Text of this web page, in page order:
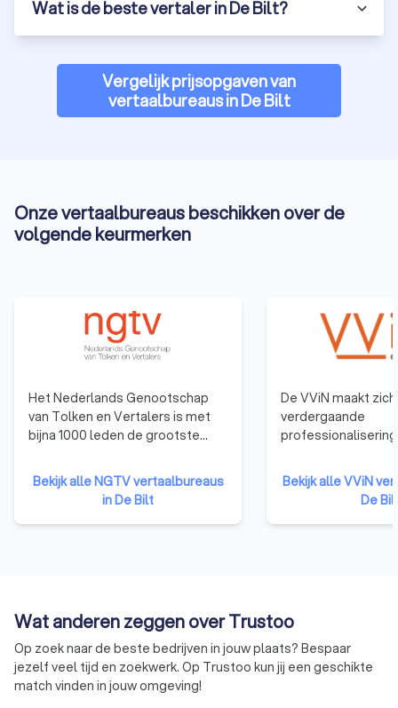
beste opties. Een professioneel vertaalbureau in De Bilt is de
sleutel tot hoogwaardige en nauwkeurige vertalingen. Door
vertaalbureau profiteer je van expertise en betrouwbaarheid.
Wat is de beste vertaler in De Bilt?
Vergelijk prijsopgaven van
vertaalbureaus in De Bilt
Onze vertaalbureaus beschikken over de
volgende keurmerken
Het Nederlands Genootschap
van Tolken en Vertalers is met
bijna 1000 leden de grootste
vertalers in Nederland. Met
specialisten in vrijwel alle talen
en vakgebieden, waaronder
beëdigd vertalers en beëdigd
Bekijk alle NGTV vertaalbureaus
in De Bilt
De VViN maakt
verdergaande
professionalisering
vertaalsector. Het
dat klanten er op
vertrouwen dat ze
krijgen die voldoen
Bekijk alle VViN
De
Wat anderen zeggen over Trustoo
Op zoek naar de beste bedrijven in jouw plaats? Bespaar
jezelf veel tijd en zoekwerk. Op Trustoo kun jij een geschikte
match vinden in jouw omgeving!